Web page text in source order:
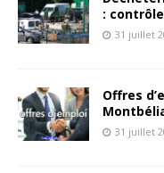
:
31 juillet
Offres
31 juillet